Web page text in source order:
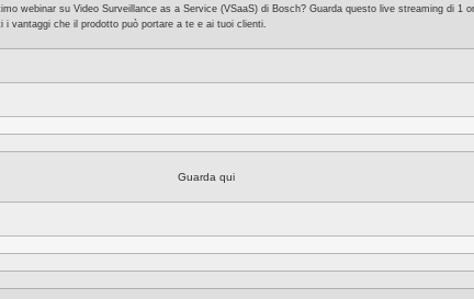
webinar su Video Surveillance as a Service (VSaaS) di Bosch? Guarda questo live streaming di 1
i vantaggi che il prodotto può portare a te e ai tuoi clienti.
Guarda qui